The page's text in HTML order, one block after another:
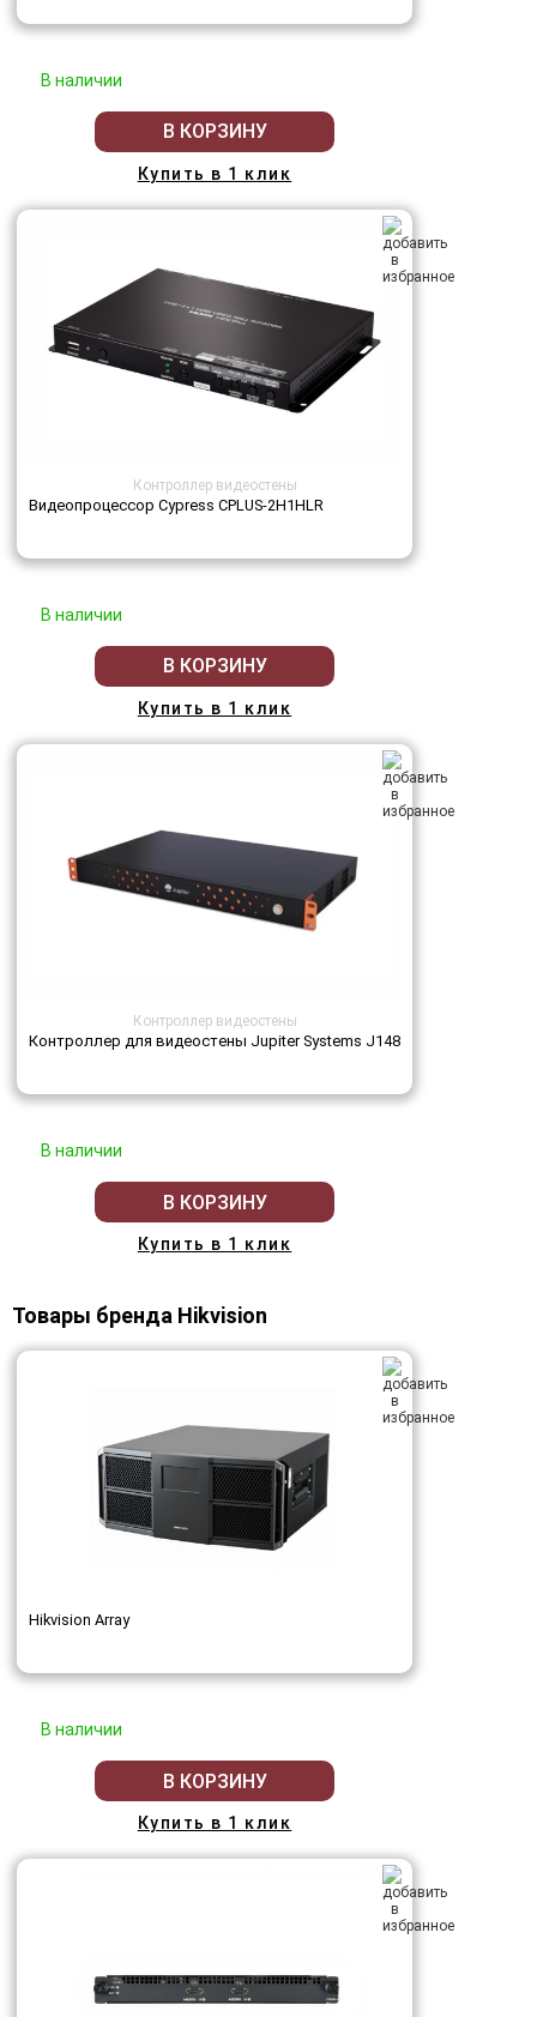
В наличии
В КОРЗИНУ
Купить в 1 клик
Контроллер видеостены
Видеопроцессор Cypress CPLUS-2H1HLR
В наличии
В КОРЗИНУ
Купить в 1 клик
Контроллер видеостены
Контроллер для видеостены Jupiter Systems J148
В наличии
В КОРЗИНУ
Купить в 1 клик
Товары бренда Hikvision
Hikvision Array
В наличии
В КОРЗИНУ
Купить в 1 клик